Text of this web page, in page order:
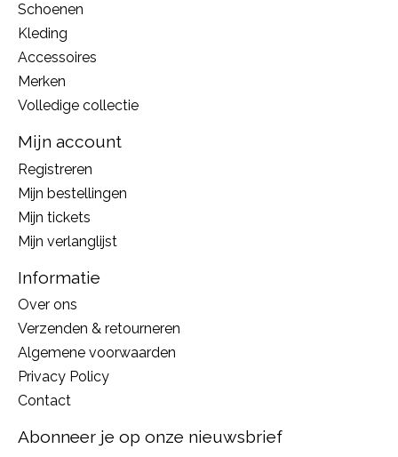
Schoenen
Kleding
Accessoires
Merken
Volledige collectie
Mijn account
Registreren
Mijn bestellingen
Mijn tickets
Mijn verlanglijst
Informatie
Over ons
Verzenden & retourneren
Algemene voorwaarden
Privacy Policy
Contact
Abonneer je op onze nieuwsbrief